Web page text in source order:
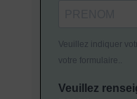
Veuillez indiquer
votre formulaire..
Veuillez